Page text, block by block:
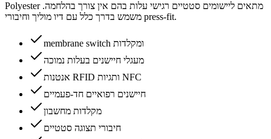
Polyester מתאים ליישומים סטטיים רגישי עלות בהם אין צורך בהלחמה.
משמש בדרך כלל עם דיו מוליך וחיבורי press-fit.
membrane switch ומקלדות
מעגלי חיישנים בעלות נמוכה
אנטנות RFID ותגיות NFC
חיישנים רפואיים חד-פעמיים
מקלדות מחשבון
חיבורי תצוגה סטטיים